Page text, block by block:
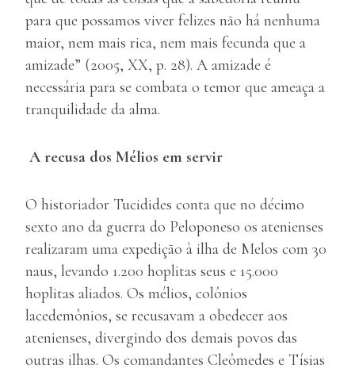
para que possamos viver felizes não há nenhuma
maior, nem mais rica, nem mais fecunda que a
amizade” (2005, XX, p. 28). A amizade é
necessária para se combata o temor que ameaça a
tranquilidade da alma.
A recusa dos Mélios em servir
O historiador Tucidides conta que no décimo
sexto ano da guerra do Peloponeso os atenienses
realizaram uma expedição à ilha de Melos com 30
naus, levando 1.200 hoplitas seus e 15.000
hoplitas aliados. Os mélios, colônios
lacedemônios, se recusavam a obedecer aos
atenienses, divergindo dos demais povos das
outras ilhas. Os comandantes Cleômedes e Tísias